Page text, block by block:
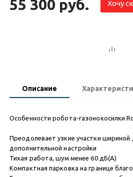
55 300 руб. Хочу
Описание
Особенности робота-газонокосилки
Преодолевает узкие участки шириной
дополнительной настройки
Тихая работа, шум менее 60 дБ(А)
Компактная парковка на границе